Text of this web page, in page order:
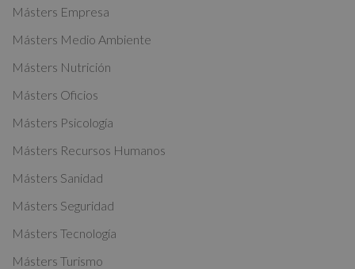
n
a
v
e
:
Másters Empresa
Másters Medio Ambiente
Másters Nutrición
Másters Oficios
Másters Psicología
Másters Recursos Humanos
Másters Sanidad
Másters Seguridad
Másters Tecnología
Másters Turismo